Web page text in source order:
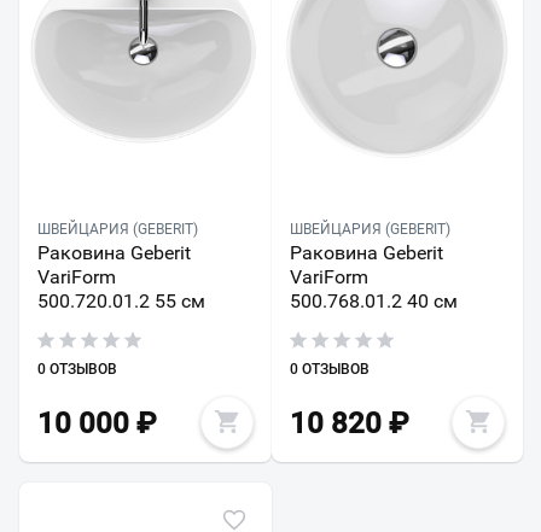
ШВЕЙЦАРИЯ (GEBERIT)
Раковина Geberit
VariForm
500.720.01.2 55 см
0 ОТЗЫВОВ
10 000 ₽
ШВЕЙЦАРИЯ (GEBERIT)
Раковина Geberit
VariForm
500.768.01.2 40 см
0 ОТЗЫВОВ
10 820₽